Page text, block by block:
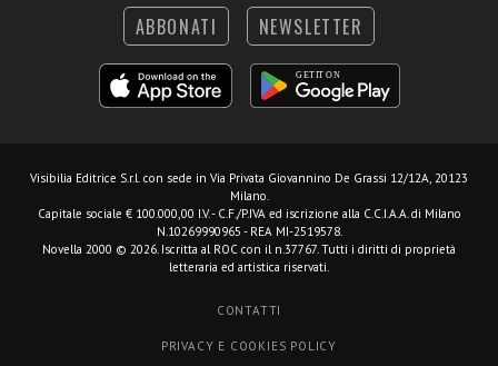
ABBONATI NEWSLETTER
Visibilia Editrice S.r.l. con sede in Via Privata Giovannino De Grassi 12/12A, 20123
Milano.
Capitale sociale € 100.000,00 I.V. - C.F./P.IVA ed iscrizione alla C.C.I.A.A. di Milano
N.10269990965 - REA MI-2519578.
Novella 2000 © 2026. Iscritta al ROC con il n.37767. Tutti i diritti di proprietà
letteraria ed artistica riservati.
CONTATTI
PRIVACY E COOKIES POLICY